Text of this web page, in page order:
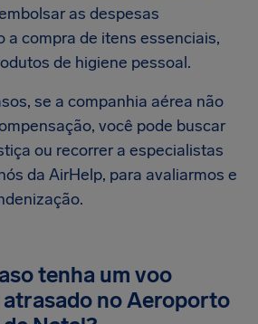
as despesas
a compra de itens essenciais,
de higiene pessoal.
se a companhia aérea não
você pode buscar
ou recorrer a especialistas
da AirHelp, para avaliarmos e
tenha um voo
no Aeroporto